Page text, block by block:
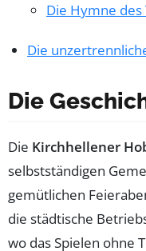
Die Hymne des
Die
Die
Die Kirchhellener
selbstständigen
gemütlichen
die städtische
wo das Spielen ohne